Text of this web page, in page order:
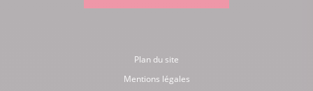
Plan du site
Mentions légales